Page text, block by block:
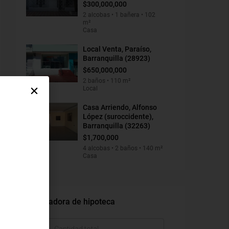
$300,000,000
2 alcobas • 1 bañera • 102
m²
Casa
Local Venta, Paraíso,
Barranquilla (28923)
$650,000,000
2 baños • 110 m²
Local
Casa Arriendo, Alfonso
López (suroccidente),
Barranquilla (32263)
$1,700,000
4 alcobas • 2 baños • 140 m²
Casa
Calculadora de hipoteca